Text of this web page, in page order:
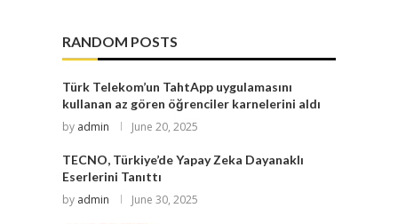
RANDOM POSTS
Türk Telekom’un TahtApp uygulamasını
kullanan az gören öğrenciler karnelerini aldı
by admin June 20, 2025
TECNO, Türkiye’de Yapay Zeka Dayanaklı
Eserlerini Tanıttı
by admin June 30, 2025